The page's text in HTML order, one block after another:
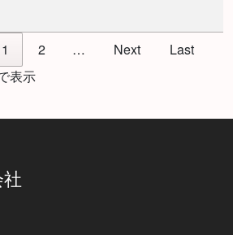
1 2 … Next
Last
表示